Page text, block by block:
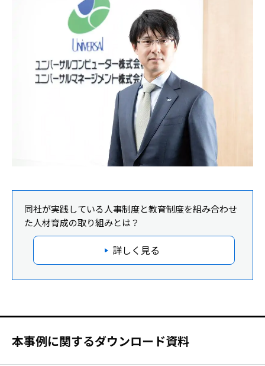
同社が実践している人事制度と教育制度を組み合わせ
た人材育成の取り組みとは？
詳しく見る
本事例に関するダウンロード資料